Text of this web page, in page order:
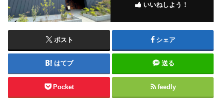
いいねしよう！
ポスト シェア
はてブ 送る
Pocket feedly